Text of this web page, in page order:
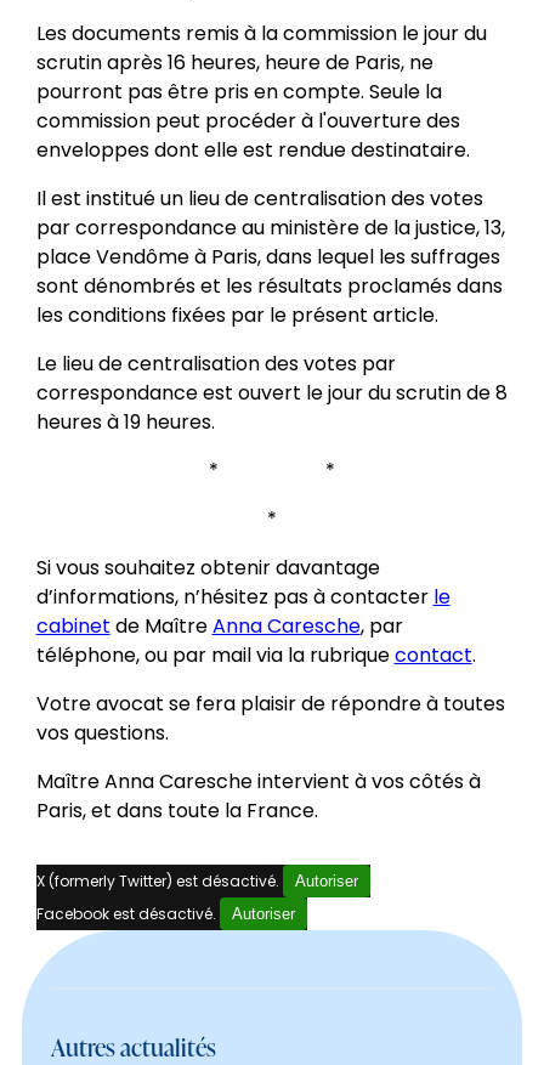
Les documents remis à la commission le jour du
scrutin après 16 heures, heure de Paris, ne
pourront pas être pris en compte. Seule la
commission peut procéder à l'ouverture des
enveloppes dont elle est rendue destinataire.
Il est institué un lieu de centralisation des votes
par correspondance au ministère de la justice, 13,
place Vendôme à Paris, dans lequel les suffrages
sont dénombrés et les résultats proclamés dans
les conditions fixées par le présent article.
Le lieu de centralisation des votes par
correspondance est ouvert le jour du scrutin de 8
heures à 19 heures.
* *
*
Si vous souhaitez obtenir davantage
d’informations, n’hésitez pas à contacter le
cabinet de MaîtreAnna Caresche, par
téléphone, ou par mail via la rubriquecontact.
Votre avocat se fera plaisir de répondre à toutes
vos questions.
Maître Anna Caresche intervient à vos côtés à
Paris, et dans toute la France.
X (formerly Twitter) est désactivé. Autoriser
Facebook est désactivé. Autoriser
Autres actualités